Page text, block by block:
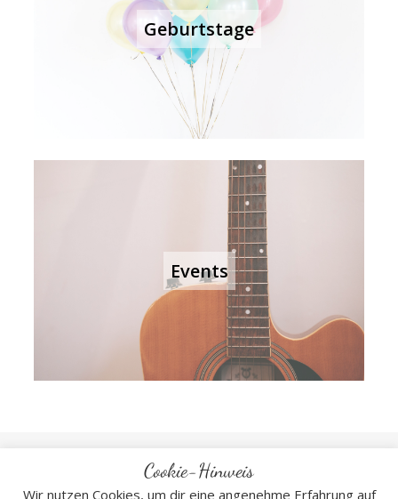
Geburtstage
Events
Cookie-Hinweis
Wir nutzen Cookies, um dir eine angenehme Erfahrung auf